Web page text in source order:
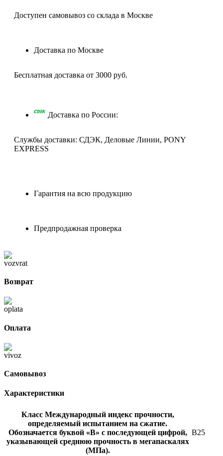
Доступен самовывоз со склада в Москве
Доставка по Москве
Бесплатная доставка от 3000 руб.
Доставка по России:
Службы доставки: СДЭК, Деловые Линии, PONY
EXPRESS
Гарантия на всю продукцию
Предпродажная проверка
Возврат
Оплата
Самовывоз
Характеристики
Класс Международный индекс прочности,
определяемый испытанием на сжатие.
Обозначается буквой «В» с последующей цифрой,
указывающей среднюю прочность в мегапаскалях
(МПа).
В25